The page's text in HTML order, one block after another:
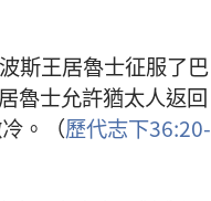
斯王居魯士征服了巴
魯士允許猶太人返回
。（歷代志下36:20-